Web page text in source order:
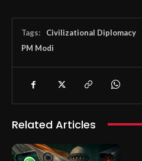
Tags: Civilizational Diplomacy
PM Modi
Related Articles